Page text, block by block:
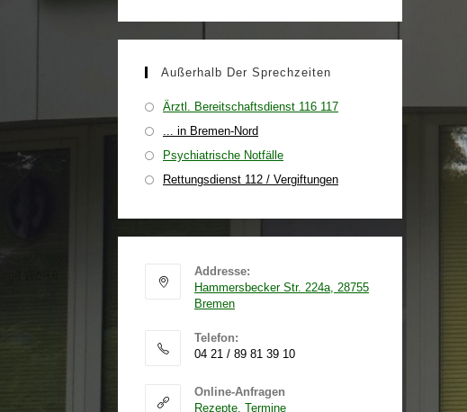
Außerhalb Der Sprechzeiten
Ärztl. Bereitschaftsdienst 116 117
... in Bremen-Nord
Psychiatrische Notfälle
Rettungsdienst 112 / Vergiftungen
Addresse:
Hammersbecker Str. 224a, 28755
Bremen
Telefon:
04 21 / 89 81 39 10
Online-Anfragen
Rezepte, Termine